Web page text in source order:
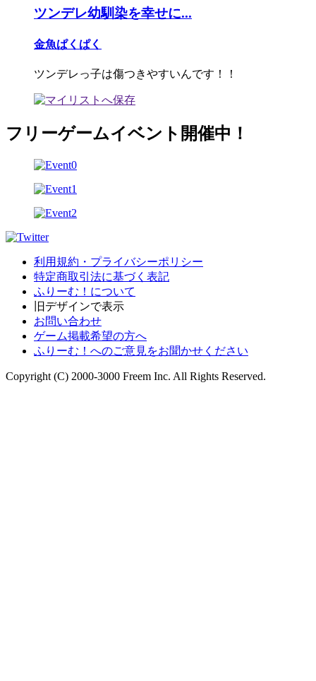
ツンデレ幼馴染を幸せに...
金魚ぱくぱく
ツンデレっ子は傷つきやすいんです！！
フリーゲームイベント開催中！
利用規約・プライバシーポリシー
特定商取引法に基づく表記
ふりーむ！について
旧デザインで表示
お問い合わせ
ゲーム掲載希望の方へ
ふりーむ！へのご意見をお聞かせください
Copyright (C) 2000-3000 Freem Inc. All Rights Reserved.